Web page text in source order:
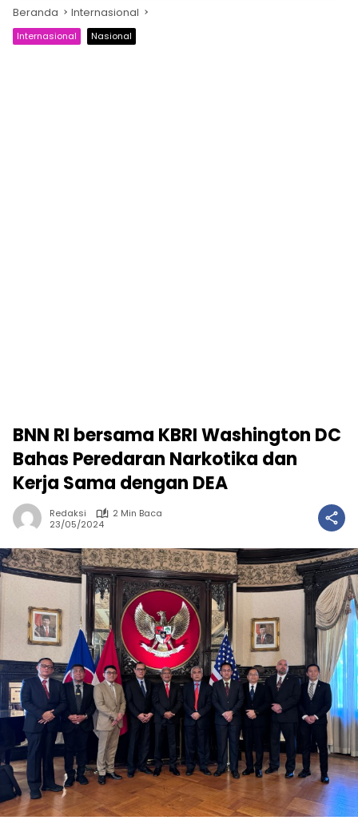
Beranda Internasional
Internasional Nasional
BNN RI bersama KBRI Washington DC
Bahas Peredaran Narkotika dan
Kerja Sama dengan DEA
Redaksi
2 Min Baca
23/05/2024